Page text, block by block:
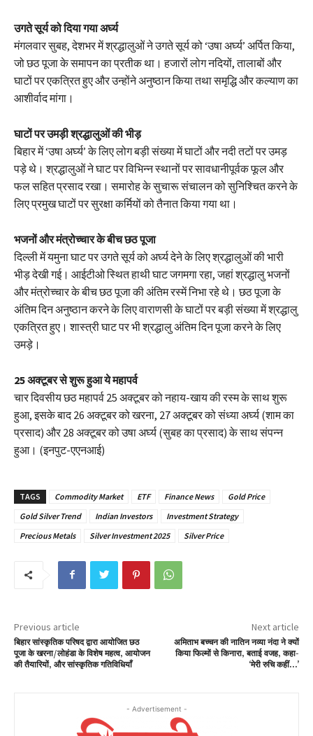
उगते सूर्य को दिया गया अर्घ्य
मंगलवार सुबह, देशभर में श्रद्धालुओं ने उगते सूर्य को ‘उषा अर्घ्य’ अर्पित किया,
जो छठ पूजा के समापन का प्रतीक था। हजारों लोग नदियों, तालाबों और
घाटों पर एकत्रित हुए और उन्होंने अनुष्ठान किया तथा समृद्धि और कल्याण का
आशीर्वाद मांगा।
घाटों पर उमड़ी श्रद्धालुओं की भीड़
बिहार में ‘उषा अर्घ्य’ के लिए लोग बड़ी संख्या में घाटों और नदी तटों पर उमड़
पड़े थे। श्रद्धालुओं ने घाट पर विभिन्न स्थानों पर सावधानीपूर्वक फूल और
फल सहित प्रसाद रखा। समारोह के सुचारू संचालन को सुनिश्चित करने के
लिए प्रमुख घाटों पर सुरक्षा कर्मियों को तैनात किया गया था।
भजनों और मंत्रोच्चार के बीच छठ पूजा
दिल्ली में यमुना घाट पर उगते सूर्य को अर्घ्य देने के लिए श्रद्धालुओं की भारी
भीड़ देखी गई। आईटीओ स्थित हाथी घाट जगमगा रहा, जहां श्रद्धालु भजनों
और मंत्रोच्चार के बीच छठ पूजा की अंतिम रस्में निभा रहे थे। छठ पूजा के
अंतिम दिन अनुष्ठान करने के लिए वाराणसी के घाटों पर बड़ी संख्या में श्रद्धालु
एकत्रित हुए। शास्त्री घाट पर भी श्रद्धालु अंतिम दिन पूजा करने के लिए
उमड़े।
25 अक्टूबर से शुरू हुआ ये महापर्व
चार दिवसीय छठ महापर्व 25 अक्टूबर को नहाय-खाय की रस्म के साथ शुरू
हुआ, इसके बाद 26 अक्टूबर को खरना, 27 अक्टूबर को संध्या अर्घ्य (शाम का
प्रसाद) और 28 अक्टूबर को उषा अर्घ्य (सुबह का प्रसाद) के साथ संपन्न
हुआ। (इनपुट-एएनआई)
TAGS Commodity Market ETF Finance News
Gold Price
Gold Silver Trend
Indian Investors
Investment Strategy
Precious Metals
Silver Investment 2025 Silver Price
Previous article
बिहार सांस्कृतिक परिषद द्वारा आयोजित छठ
पूजा के खरना/लोहंडा के विशेष महत्व, आयोजन
की तैयारियों, और सांस्कृतिक गतिविधियाँ
Next article
अमिताभ बच्चन की नातिन नव्या नंदा ने क्यों
किया फिल्मों से किनारा, बताई वजह, कहा-
‘मेरी रुचि कहीं…’
- Advertisement -